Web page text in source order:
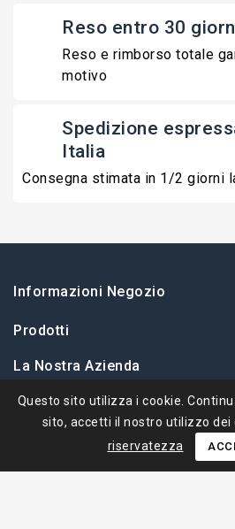
Reso entro 30
Reso e rimborso totale
motivo
Spedizione
Italia
Consegna stimata in 1/2 giorni
Informazioni Negozio
Prodotti
La Nostra Azienda
Il Tuo Account
Questo sito utilizza i cookie.
sito, accetti il ​​nostro utilizzo dei
riservatezza